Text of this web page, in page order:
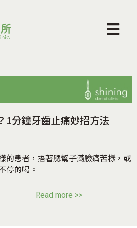
1分鐘牙齒止痛妙招方法
的患者，捂著腮幫子滿臉痛苦樣，或
停的喝。
Read more >>